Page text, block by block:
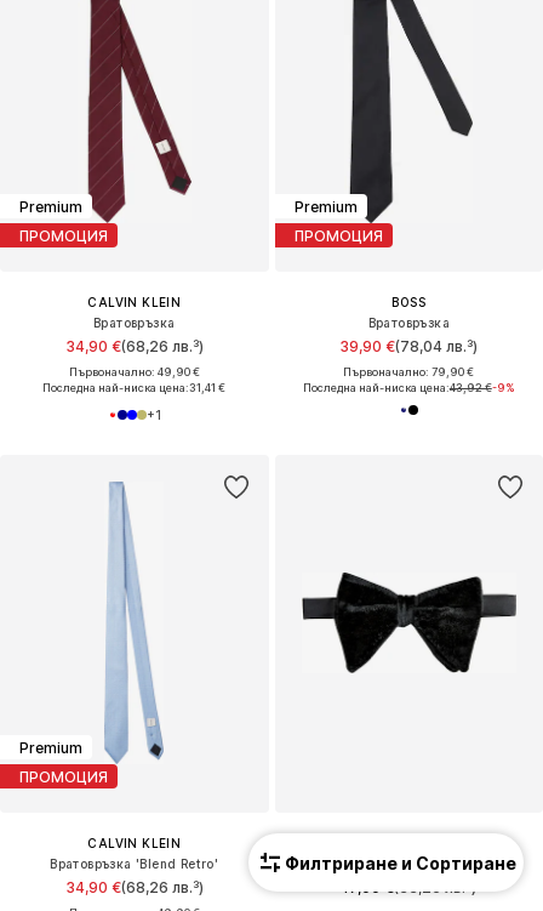
Premium
ПРОМОЦИЯ
CALVIN KLEIN
Вратовръзка
34,90 €(68,26 лв.³)
Първоначално: 49,90 €
Последна най-ниска цена:31,41 €
+1
Premium
ПРОМОЦИЯ
BOSS
Вратовръзка
39,90 €(78,04 лв.³)
Първоначално: 79,90 €
Последна най-ниска цена:43,92 €-9%
Premium
ПРОМОЦИЯ
CALVIN KLEIN
Вратовръзка 'Blend Retro'
34,90 €(68,26 лв.³)
Папийонка
17,00 €(33,25 лв.³)
Филтриране и Сортиране